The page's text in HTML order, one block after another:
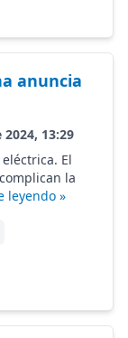
anuncia
13:29
El
la
leyendo »